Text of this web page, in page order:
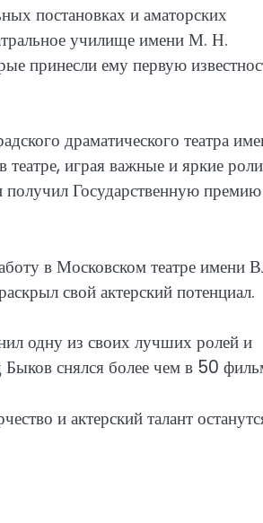
постановках и аматорских
училище имени М. Н.
принесли ему первую
драматического театра
играя важные и яркие
получил Государственную премию
в Московском театре имени
свой актерский потенциал.
одну из своих лучших ролей и
Быков снялся более чем в 50
и актерский талант